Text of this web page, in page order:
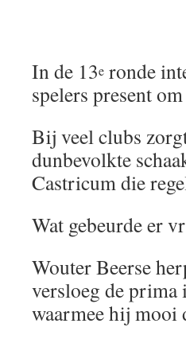
In de 13e ronde
spelers present
Bij veel clubs
dunbevolkte
Castricum die
Wat gebeurde er
Wouter Beerse
versloeg de
waarmee hij mooi